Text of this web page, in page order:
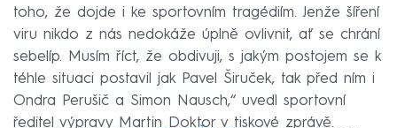
toho, že dojde i ke sportovním tragédiím. Jenže šíření
viru nikdo z nás nedokáže úplně ovlivnit, ať se chrání
sebelíp. Musím říct, že obdivuji, s jakým postojem se k
téhle situaci postavil jak Pavel Širuček, tak před ním i
Ondra Perušič a Simon Nausch,“ uvedl sportovní
ředitel výpravy Martin Doktor v tiskové zprávě.